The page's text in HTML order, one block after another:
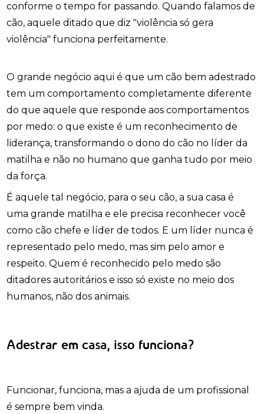
conforme o tempo for passando. Quando falamos de
cão, aquele ditado que diz "violência só gera
violência" funciona perfeitamente.
O grande negócio aqui é que um cão bem adestrado
tem um comportamento completamente diferente
do que aquele que responde aos comportamentos
por medo: o que existe é um reconhecimento de
liderança, transformando o dono do cão no líder da
matilha e não no humano que ganha tudo por meio
da força.
É aquele tal negócio, para o seu cão, a sua casa é
uma grande matilha e ele precisa reconhecer você
como cão chefe e líder de todos. E um líder nunca é
representado pelo medo, mas sim pelo amor e
respeito. Quem é reconhecido pelo medo são
ditadores autoritários e isso só existe no meio dos
humanos, não dos animais.
Adestrar em casa, isso funciona?
Funcionar, funciona, mas a ajuda de um profissional
é sempre bem vinda.